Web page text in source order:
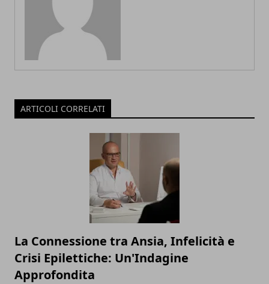
ARTICOLI CORRELATI
La Connessione tra Ansia, Infelicità e
Crisi Epilettiche: Un'Indagine
Approfondita